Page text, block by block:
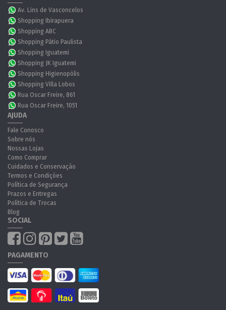
Av. Lins de Vasconcelos
Shopping Ibirapuera
Shopping ABC
Shopping Pátio Paulista
Shopping Iguatemi
Shopping JK Iguatemi
Shopping Higienopólis
Shopping Villa Lobos
Rua Oscar Freire, 861
Rua Oscar Freire, 1051
AJUDA
Fale Conosco
Sobre nós
Nossas Lojas
Como Comprar
Cuidados e Conservação
Termos e Condições
Política de Segurança
Prazos e Entregas
Política de Trocas
Blog
SOCIAL
PAGAMENTO